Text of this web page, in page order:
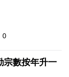
0
宗數按年升一